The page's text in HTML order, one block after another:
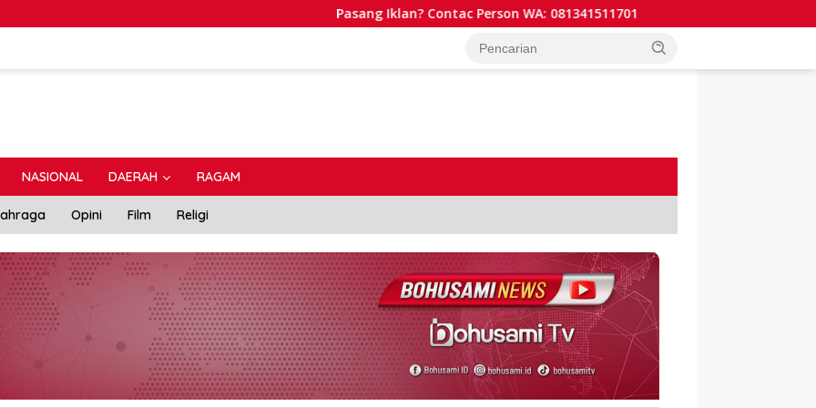
Pasang Iklan? Contac Person WA: 081341511701
NASIONAL DAERAH RAGAM
Opini Film Religi